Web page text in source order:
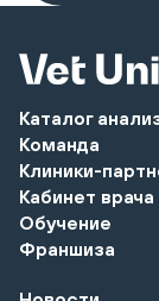
Каталог
Команда
Клиники-
Кабинет врача
Обучение
Франшиза